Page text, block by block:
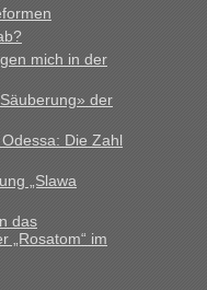
mich in der
der
Die Zahl
„Slawa
das
„Rosatom“ im